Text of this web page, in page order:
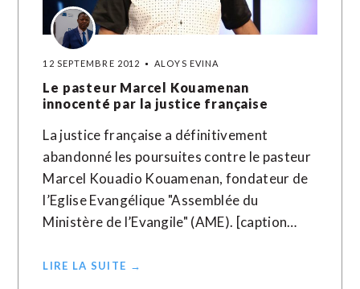
12 SEPTEMBRE 2012 ALOYS EVINA
Le pasteur Marcel Kouamenan
innocenté par la justice française
La justice française a définitivement
abandonné les poursuites contre le pasteur
Marcel Kouadio Kouamenan, fondateur de
l’Eglise Evangélique "Assemblée du
Ministère de l’Evangile" (AME). [caption…
LIRE LA SUITE →